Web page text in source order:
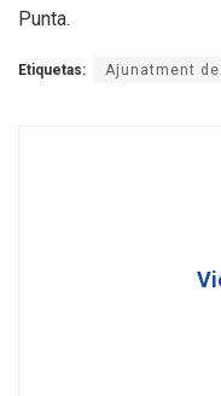
Punta.
Etiquetas: Ajunatment